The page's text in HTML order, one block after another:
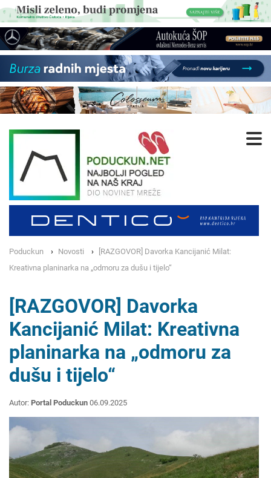
Poduckun Novosti
[RAZGOVOR] Davorka Kancijanić Milat:
Kreativna planinarka na „odmoru za dušu i tijelo“
[RAZGOVOR] Davorka
Kancijanić Milat: Kreativna
planinarka na „odmoru za
dušu i tijelo“
Autor: Portal Poduckun 06.09.2025